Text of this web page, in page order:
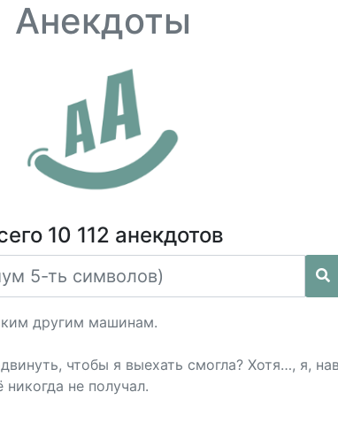
Анекдоты
10 112 анекдотов
другим машинам.
чтобы я выехать смогла? Хотя…, я,
не получал.